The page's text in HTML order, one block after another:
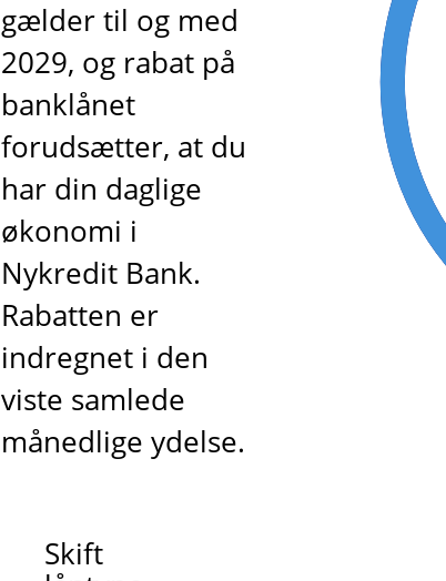
gælder til og med
2029, og rabat på
banklånet
forudsætter, at du
har din daglige
økonomi i
Nykredit Bank.
Rabatten er
indregnet i den
viste samlede
månedlige ydelse.
Skift